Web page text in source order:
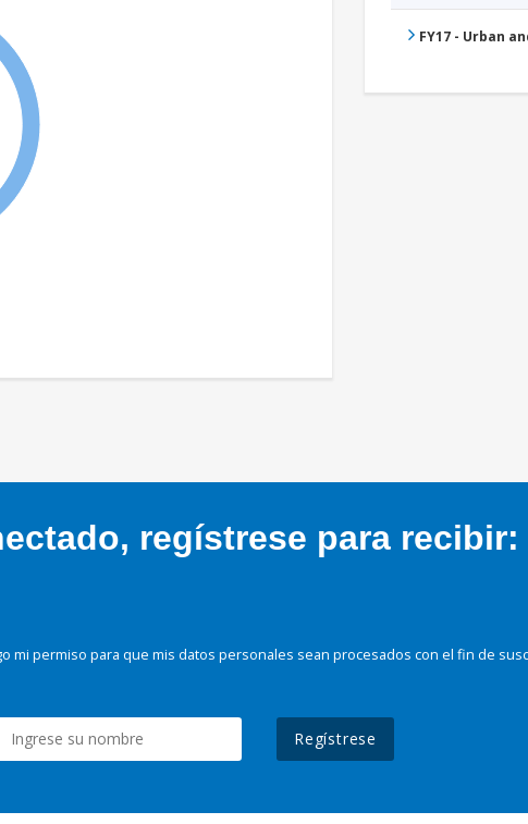
FY17 - Urban
regístrese para recibir:
mi permiso para que mis datos personales sean procesados con el fin de
Regístrese